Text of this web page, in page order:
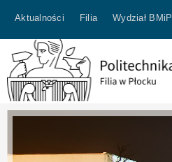
Aktualności Filia Wydział BMiP